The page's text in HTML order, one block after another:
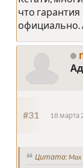
что гарантия
официально.
#31 18 марта
Цитата: Max